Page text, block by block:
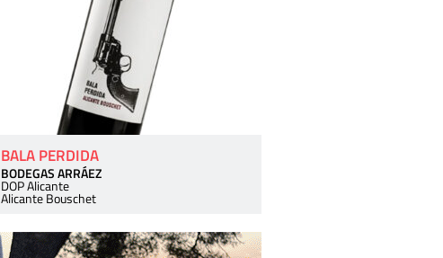
BALA PERDIDA
BODEGAS ARRÁEZ
DOP Alicante
Alicante Bouschet